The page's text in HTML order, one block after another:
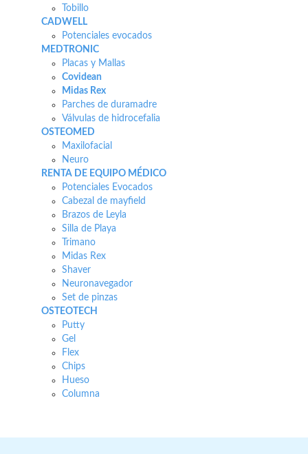
Tobillo
CADWELL
Potenciales evocados
MEDTRONIC
Placas y Mallas
Covidean
Midas Rex
Parches de duramadre
Válvulas de hidrocefalia
OSTEOMED
Maxilofacial
Neuro
RENTA DE EQUIPO MÉDICO
Potenciales Evocados
Cabezal de mayfield
Brazos de Leyla
Silla de Playa
Trimano
Midas Rex
Shaver
Neuronavegador
Set de pinzas
OSTEOTECH
Putty
Gel
Flex
Chips
Hueso
Columna